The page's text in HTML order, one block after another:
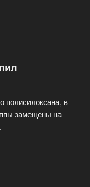
полисилоксана, в
замещены на